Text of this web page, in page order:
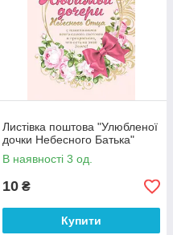
Листівка поштова "Улюбленої
дочки Небесного Батька"
В наявності 3 од.
10 ₴
Купити